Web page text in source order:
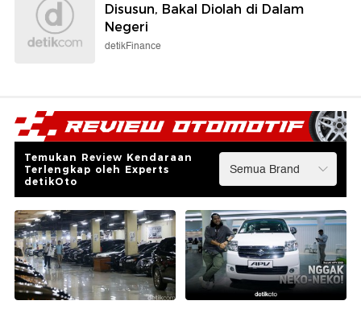
Disusun, Bakal Diolah di Dalam
Negeri
detikFinance
Temukan Review Kendaraan
Terlengkap oleh Experts
detikOto